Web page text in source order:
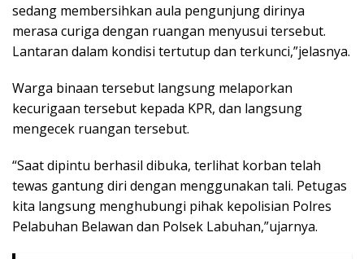
sedang membersihkan aula pengunjung dirinya
merasa curiga dengan ruangan menyusui tersebut.
Lantaran dalam kondisi tertutup dan terkunci,”jelasnya.
Warga binaan tersebut langsung melaporkan
kecurigaan tersebut kepada KPR, dan langsung
mengecek ruangan tersebut.
“Saat dipintu berhasil dibuka, terlihat korban telah
tewas gantung diri dengan menggunakan tali. Petugas
kita langsung menghubungi pihak kepolisian Polres
Pelabuhan Belawan dan Polsek Labuhan,”ujarnya.